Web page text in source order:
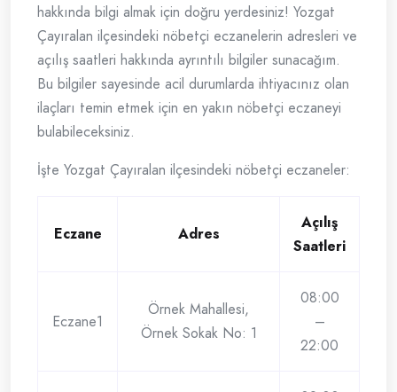
hakkında bilgi almak için doğru yerdesiniz! Yozgat
Çayıralan ilçesindeki nöbetçi eczanelerin adresleri ve
açılış saatleri hakkında ayrıntılı bilgiler sunacağım.
Bu bilgiler sayesinde acil durumlarda ihtiyacınız olan
ilaçları temin etmek için en yakın nöbetçi eczaneyi
bulabileceksiniz.
İşte Yozgat Çayıralan ilçesindeki nöbetçi eczaneler:
Eczane Adres
Açılış
Saatleri
Eczane1
Örnek Mahallesi,
Örnek Sokak No: 1
08:00
–
22:00